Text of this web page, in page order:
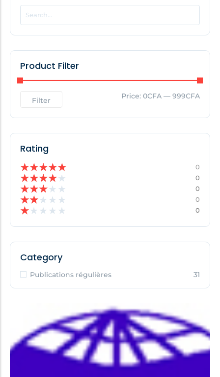
POPULAR THIS WEEK
No Posts Found!
No Posts Found!
Product Filter
Filter Price: 0CFA — 999CFA
Rating
★★★★★ 0
★★★★★ 0
★★★★ ★ 0
★★★ ★ ★ 0
★★ ★ ★ ★ 0
Category
Publications régulières 31